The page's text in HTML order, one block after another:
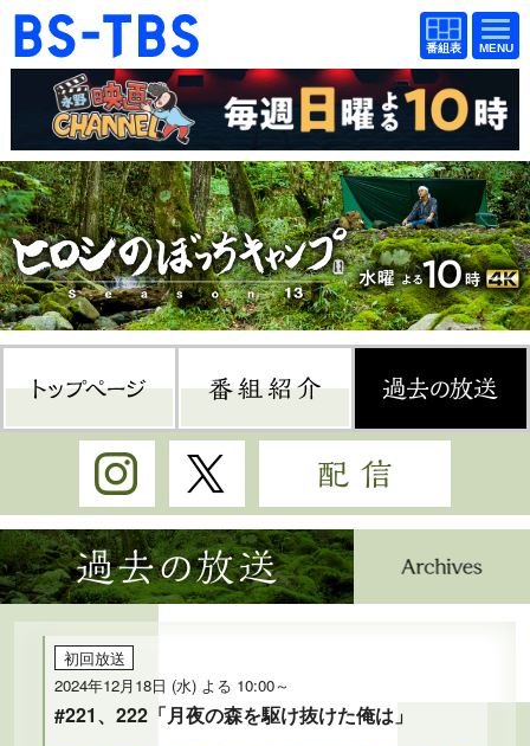
BS-TBS
番組
表
BS-TBS
番組
表
ドラマ 映画
紀行 報道
教養 スポーツ
音楽 エンタメ
アニメ ファンクラブ
検索
視聴方法 4K放送
イベント ショッピング
公式SNS プレゼント
ご意見・ご感想 会社情報
Instagram Twitter
過去の放送
初回放送
2024年12月18日 (水) よる 10:00～
#221、222「月夜の森を駆け抜けた俺は」